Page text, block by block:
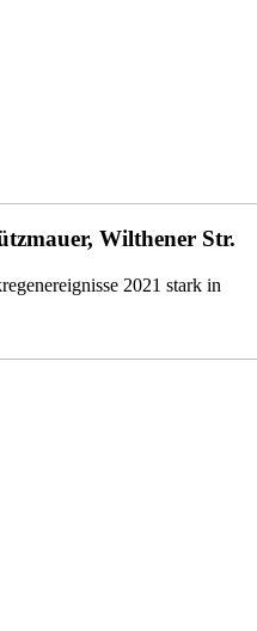
Wilthener Str.
2021 stark in